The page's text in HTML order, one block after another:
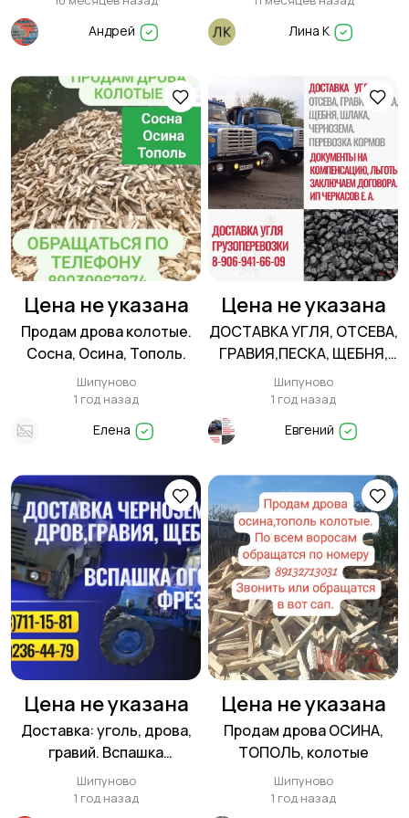
Андрей Лина К
Цена не указана
Продам дрова колотые.
Сосна, Осина, Тополь.
Шипуново
1 год назад
Елена
Цена не указана
ДОСТАВКА УГЛЯ, ОТСЕВА,
ГРАВИЯ,ПЕСКА, ЩЕБНЯ,
ШЛАКА, ЧЕРНОЗЕМА
Шипуново
1 год назад
Евгений
Цена не указана
Доставка: уголь, дрова,
гравий. Вспашка
огородов: фреза, плуг
Шипуново
1 год назад
Цена не указана
Продам дрова ОСИНА,
ТОПОЛЬ, колотые
Шипуново
1 год назад